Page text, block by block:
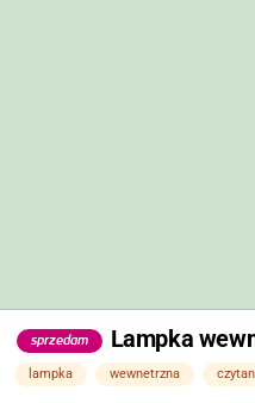
sprzedam Lampka
lampka wewnetrzna